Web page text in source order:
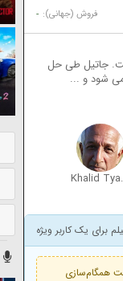
فروش (جهانی): -
جاتیل طی حل
می شود و ...
یک‌بار درخواست همگام‌سازی